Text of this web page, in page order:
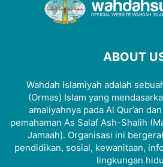
ABOUT
Wahdah Islamiyah adalah
(Ormas) Islam yang
amaliyahnya pada Al Qur’an
pemahaman As Salaf Ash-Shalih
Jamaah). Organisasi ini
pendidikan, sosial, kewanitaan,
lingkungan